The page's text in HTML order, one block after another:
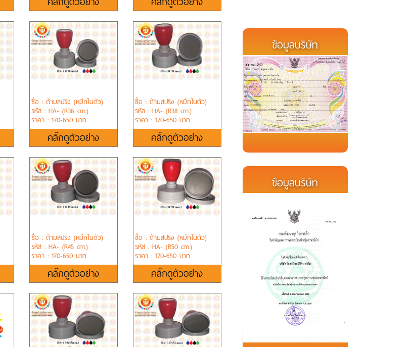
ชื่อ : ด้ามสปริง (หมึกในตัว)
รหัส : HA- (R36 cm.)
ราคา : 170-650 บาท
คลิ๊กดูตัวอย่าง
ชื่อ : ด้ามสปริง (หมึกในตัว)
รหัส : HA- (R38 cm.)
ราคา : 170-650 บาท
คลิ๊กดูตัวอย่าง
ชื่อ : ด้ามสปริง (หมึกในตัว)
รหัส : HA- (R45 cm.)
ราคา : 170-650 บาท
คลิ๊กดูตัวอย่าง
ชื่อ : ด้ามสปริง (หมึกในตัว)
รหัส : HA- (R50 cm.)
ราคา : 170-650 บาท
คลิ๊กดูตัวอย่าง
ข้อมูลบริษัท
ข้อมูลบริษัท